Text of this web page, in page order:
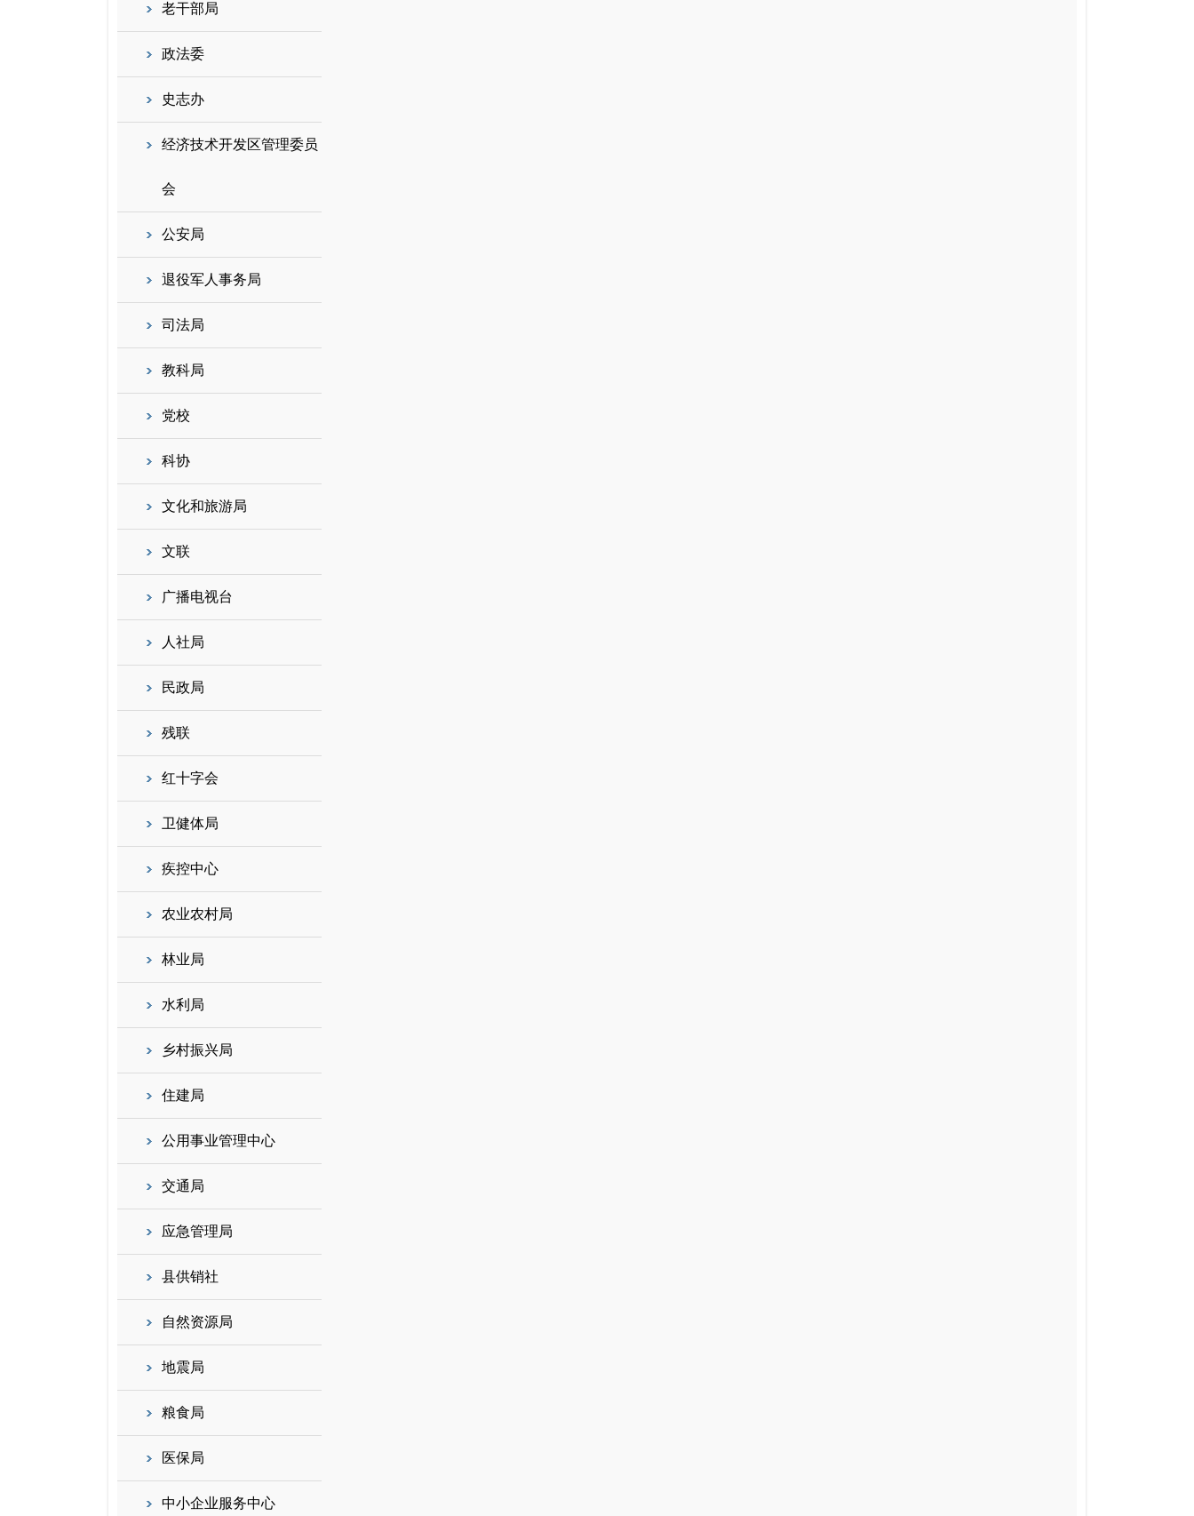
老干部局
政法委
史志办
经济技术开发区管理委员
会
公安局
退役军人事务局
司法局
教科局
党校
科协
文化和旅游局
文联
广播电视台
人社局
民政局
残联
红十字会
卫健体局
疾控中心
农业农村局
林业局
水利局
乡村振兴局
住建局
公用事业管理中心
交通局
应急管理局
县供销社
自然资源局
地震局
粮食局
医保局
中小企业服务中心